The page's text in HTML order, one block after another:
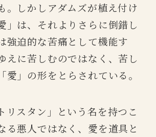
。しかしアダムズが植え付け
」は、それよりさらに倒錯し
強迫的な苦痛として機能す
えに苦しむのではなく、苦し
愛」の形をとらされている。
リスタン」という名を持つこ
る悪人ではなく、愛を道具と